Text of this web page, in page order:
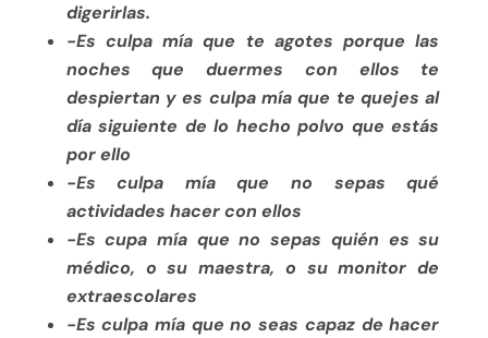
digerirlas.
-Es culpa mía que te agotes porque las
noches que duermes con ellos te
despiertan y es culpa mía que te quejes al
día siguiente de lo hecho polvo que estás
por ello
-Es culpa mía que no sepas qué
actividades hacer con ellos
-Es cupa mía que no sepas quién es su
médico, o su maestra, o su monitor de
extraescolares
-Es culpa mía que no seas capaz de hacer